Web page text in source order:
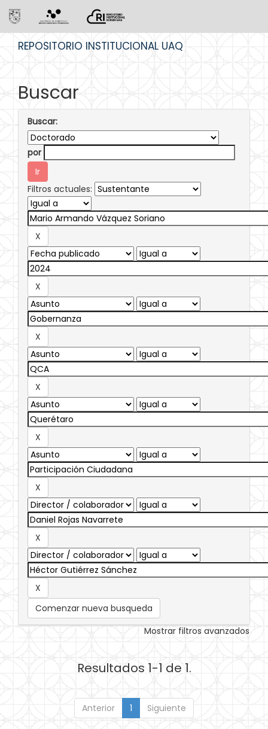
REPOSITORIO INSTITUCIONAL UAQ
Buscar
Buscar:
por
Filtros actuales:
Comenzar nueva busqueda
Mostrar filtros avanzados
Resultados 1-1 de 1.
Anterior 1 Siguiente